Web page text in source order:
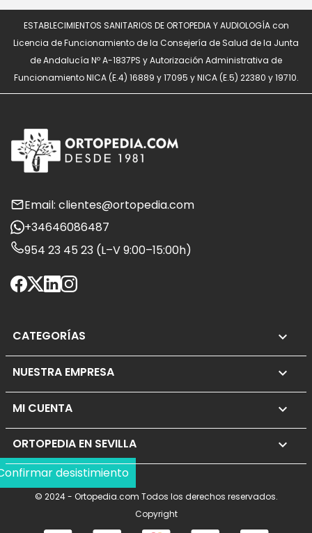
ESTABLECIMIENTOS SANITARIOS DE ORTOPEDIA Y AUDIOLOGÍA con
Licencia de Funcionamiento de la Consejería de Salud de la Junta
de Andalucía Nº A-1837PS y Autorización Administrativa de
Funcionamiento NICA (E.4) 16889 y 17095 y NICA (E.5) 22380 y 19710.
Email: clientes@ortopedia.com
+34646086487
954 23 45 23 (L–V 9:00–15:00h)
CATEGORÍAS 
NUESTRA EMPRESA 
MI CUENTA 
ORTOPEDIA EN SEVILLA keyboard_arrow_down
desistimiento
© 2024 - Ortopedia.com Todos los derechos reservados.
Copyright